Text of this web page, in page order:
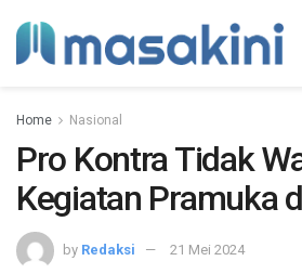
Home Nasional
Pro Kontra Tidak
Kegiatan Pramuka
by Redaksi 21 Mei 2024